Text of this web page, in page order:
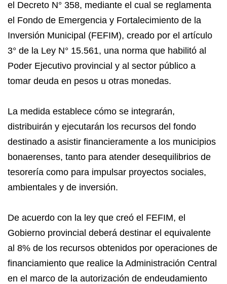
el Decreto N° 358, mediante el cual se reglamenta
el Fondo de Emergencia y Fortalecimiento de la
Inversión Municipal (FEFIM), creado por el artículo
3° de la Ley N° 15.561, una norma que habilitó al
Poder Ejecutivo provincial y al sector público a
tomar deuda en pesos u otras monedas.
La medida establece cómo se integrarán,
distribuirán y ejecutarán los recursos del fondo
destinado a asistir financieramente a los municipios
bonaerenses, tanto para atender desequilibrios de
tesorería como para impulsar proyectos sociales,
ambientales y de inversión.
De acuerdo con la ley que creó el FEFIM, el
Gobierno provincial deberá destinar el equivalente
al 8% de los recursos obtenidos por operaciones de
financiamiento que realice la Administración Central
en el marco de la autorización de endeudamiento